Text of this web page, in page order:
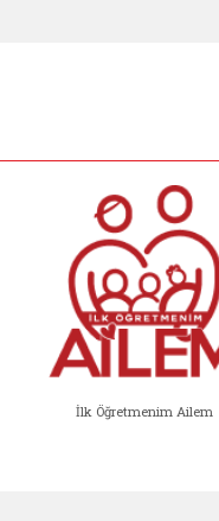
İlk Öğretmenim Ailem